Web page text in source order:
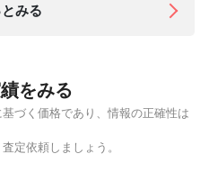
みる
をみる
づく価格であり、情報の正確性は
定依頼しましょう。